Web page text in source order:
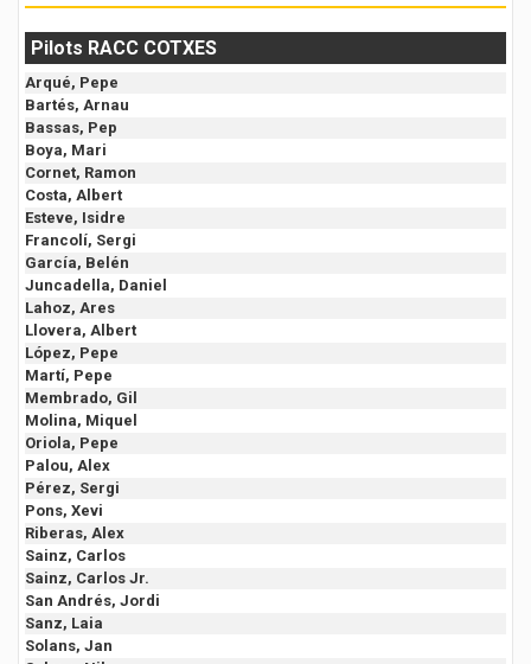
Pilots RACC COTXES
Arqué, Pepe
Bartés, Arnau
Bassas, Pep
Boya, Mari
Cornet, Ramon
Costa, Albert
Esteve, Isidre
Francolí, Sergi
García, Belén
Juncadella, Daniel
Lahoz, Ares
Llovera, Albert
López, Pepe
Martí, Pepe
Membrado, Gil
Molina, Miquel
Oriola, Pepe
Palou, Alex
Pérez, Sergi
Pons, Xevi
Riberas, Alex
Sainz, Carlos
Sainz, Carlos Jr.
San Andrés, Jordi
Sanz, Laia
Solans, Jan